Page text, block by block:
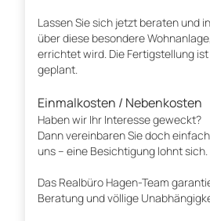
Lassen Sie sich jetzt beraten und
über diese besondere
errichtet wird. Die Fertigstellung
geplant.
Einmalkosten / Nebenkosten
Haben wir Ihr Interesse geweckt?
Dann vereinbaren Sie doch
uns – eine Besichtigung lohnt sich.
Das Realbüro Hagen-Team
Beratung und völlige